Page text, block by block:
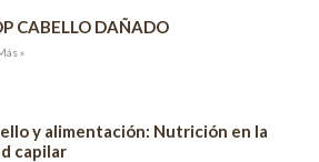
CABELLO DAÑADO
»
y alimentación: Nutrición en la
capilar